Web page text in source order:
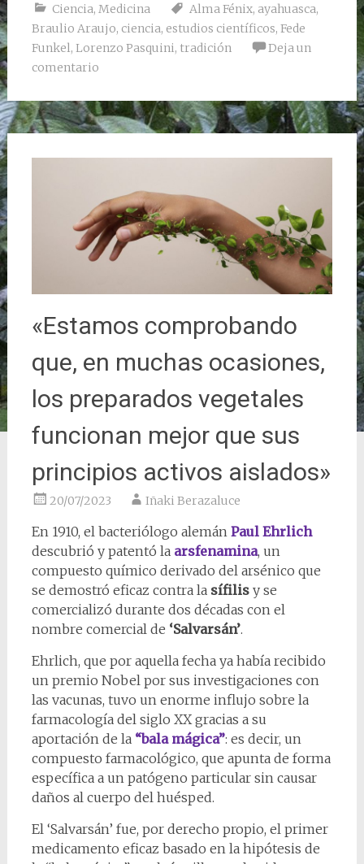
Ciencia, Medicina Alma Fénix, ayahuasca,
Braulio Araujo, ciencia, estudios científicos, Fede
Funkel, Lorenzo Pasquini, tradición
Deja un
comentario
«Estamos comprobando
que, en muchas ocasiones,
los preparados vegetales
funcionan mejor que sus
principios activos aislados»
20/07/2023 Iñaki Berazaluce
En 1910, el bacteriólogo alemán Paul Ehrlich
descubrió y patentó la arsfenamina, un
compuesto químico derivado del arsénico que
se demostró eficaz contra la sífilisy se
comercializó durante dos décadas con el
nombre comercial de ‘Salvarsán’.
Ehrlich, que por aquella fecha ya había recibido
un premio Nobel por sus investigaciones con
las vacunas, tuvo un enorme influjo sobre la
farmacología del siglo XX gracias a su
aportación de la “bala mágica”: es decir, un
compuesto farmacológico, que apunta de forma
específica a un patógeno particular sin causar
daños al cuerpo del huésped.
El ‘Salvarsán’ fue, por derecho propio, el primer
medicamento eficaz basado en la hipótesis de